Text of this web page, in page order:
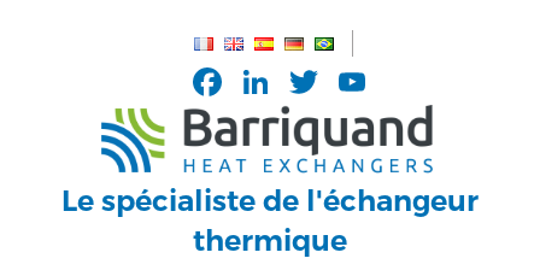
Facebook
LinkedIn
Twitter
Channel
Le spécialiste de l'échangeur
thermique